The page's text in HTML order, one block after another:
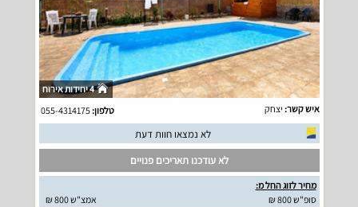
4 יחידות אירוח
איש קשר: יצחק טלפון:055-4314175
לא נמצאו חוות דעת
לא עודכנו תאריכים פנויים
מחיר לזוג החל מ:
סופ"ש 800 ₪
אמצ"ש 800 ₪